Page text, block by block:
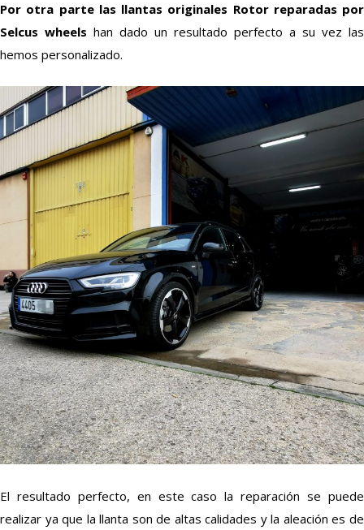
Por otra parte las llantas originales Rotor reparadas por
Selcus wheels han dado un resultado perfecto a su vez las
hemos personalizado.
El resultado perfecto, en este caso la reparación se puede
realizar ya que la llanta son de altas calidades y la aleación es de